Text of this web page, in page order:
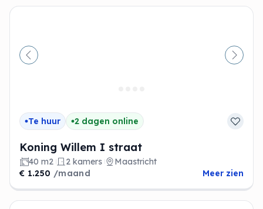
Vorige
Te huur 2 dagen online
Koning Willem I straat
40 m2 2 kamers
Maastricht
€ 1.250 /maand Meer zien